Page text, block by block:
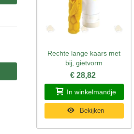
Snel bekijken
Rechte lange kaars met
bij, gietvorm
€ 28,82
In winkelmandje
Bekijken